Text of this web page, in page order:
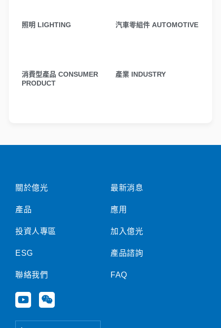
照明 LIGHTING 汽車零組件 AUTOMOTIVE
消費型產品 CONSUMER
PRODUCT
產業 INDUSTRY
關於億光
產品
投資人專區
ESG
聯絡我們
Y
o
W
e
最新消息
應用
加入億光
產品諮詢
FAQ